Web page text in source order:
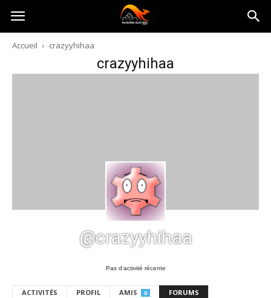
Australia-
australie.com
Accueil crazyyhihaa
crazyyhihaa
@crazyyhihaa
Pas d’activité récente
ACTIVITÉS PROFIL AMIS 0 FORUMS